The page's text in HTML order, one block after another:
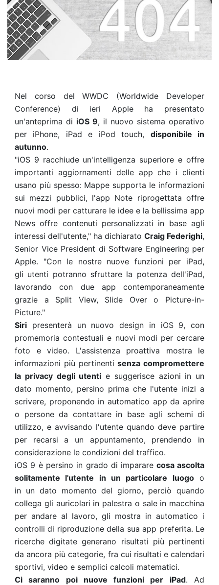
Nel corso del WWDC (Worldwide Developer
Conference) di ieri Apple ha presentato
un'anteprima di iOS 9, il nuovo sistema operativo
per iPhone, iPad e iPod touch, disponibile in
autunno.
"iOS 9 racchiude un'intelligenza superiore e offre
importanti aggiornamenti delle app che i clienti
usano più spesso: Mappe supporta le informazioni
sui mezzi pubblici, l'app Note riprogettata offre
nuovi modi per catturare le idee e la bellissima app
News offre contenuti personalizzati in base agli
interessi dell'utente," ha dichiarato Craig Federighi,
Senior Vice President di Software Engineering per
Apple. "Con le nostre nuove funzioni per iPad,
gli utenti potranno sfruttare la potenza dell'iPad,
lavorando con due app contemporaneamente
grazie a Split View, Slide Over o Picture-in-
Picture."
Siri presenterà un nuovo design in iOS 9, con
promemoria contestuali e nuovi modi percercare
foto e video. L'assistenza proattiva mostra le
informazioni più pertinentisenza compromettere
la privacy degli utenti e suggerisce azioni in un
dato momento, persino prima che l'utente inizi a
scrivere, proponendo in automatico app da aprire
o persone da contattare in base agli schemi di
utilizzo, e avvisando l'utente quando deve partire
per recarsi a un appuntamento, prendendo in
considerazione le condizioni del traffico.
iOS 9 èpersino in grado di imparare cosa ascolta
solitamente l'utente in un particolare luogoo
in un dato momento del giorno, perciò quando
collega gli auricolari in palestra o sale in macchina
per andare al lavoro, gli mostra in automatico i
controlli di riproduzione della suaapp preferita. Le
ricerche digitate generano risultati più pertinenti
da ancora più categorie, fra cui risultati e calendari
sportivi, video e semplici calcoli matematici.
Ci saranno poi nuove funzioni per iPad.Ad